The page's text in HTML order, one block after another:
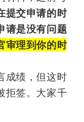
提交申请的时
请是没有问题
审理到你的时
成绩，但这时
拒签。大家千